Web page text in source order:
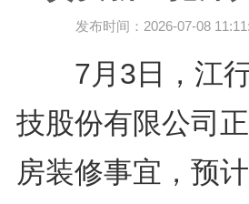
发布时间：2026-07-08
7月3日，江行
技股份有限公司
房装修事宜，预